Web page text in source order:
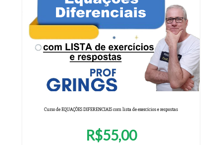
Curso de EQUAÇÕES DIFERENCIAIS com lista de exercícios e respostas
R$55,00